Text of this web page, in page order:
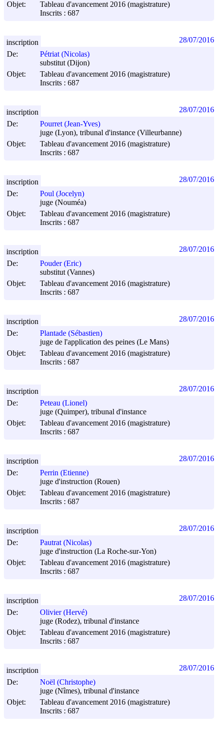
Objet:
Tableau d'avancement 2016 (magistrature)
Inscrits : 687
De:
Pétriat (Nicolas)
substitut (Dijon)
Objet:
Tableau d'avancement 2016 (magistrature)
Inscrits : 687
inscription 28/07/2016
De:
Pourret (Jean-Yves)
juge (Lyon), tribunal d'instance (Villeurbanne)
Objet:
Tableau d'avancement 2016 (magistrature)
Inscrits : 687
inscription 28/07/2016
De:
Poul (Jocelyn)
juge (Nouméa)
Objet:
Tableau d'avancement 2016 (magistrature)
Inscrits : 687
inscription 28/07/2016
De:
Pouder (Eric)
substitut (Vannes)
Objet:
Tableau d'avancement 2016 (magistrature)
Inscrits : 687
inscription 28/07/2016
De:
Plantade (Sébastien)
juge de l'application des peines (Le Mans)
Objet:
Tableau d'avancement 2016 (magistrature)
Inscrits : 687
inscription 28/07/2016
De:
Peteau (Lionel)
juge (Quimper), tribunal d'instance
Objet:
Tableau d'avancement 2016 (magistrature)
Inscrits : 687
inscription 28/07/2016
De:
Perrin (Etienne)
juge d'instruction (Rouen)
Objet:
Tableau d'avancement 2016 (magistrature)
Inscrits : 687
inscription 28/07/2016
De:
Pautrat (Nicolas)
juge d'instruction (La Roche-sur-Yon)
Objet:
Tableau d'avancement 2016 (magistrature)
Inscrits : 687
inscription 28/07/2016
De:
Olivier (Hervé)
juge (Rodez), tribunal d'instance
Objet:
Tableau d'avancement 2016 (magistrature)
Inscrits : 687
inscription 28/07/2016
De:
Noël (Christophe)
juge (Nîmes), tribunal d'instance
Objet:
Tableau d'avancement 2016 (magistrature)
Inscrits : 687
inscription 28/07/2016